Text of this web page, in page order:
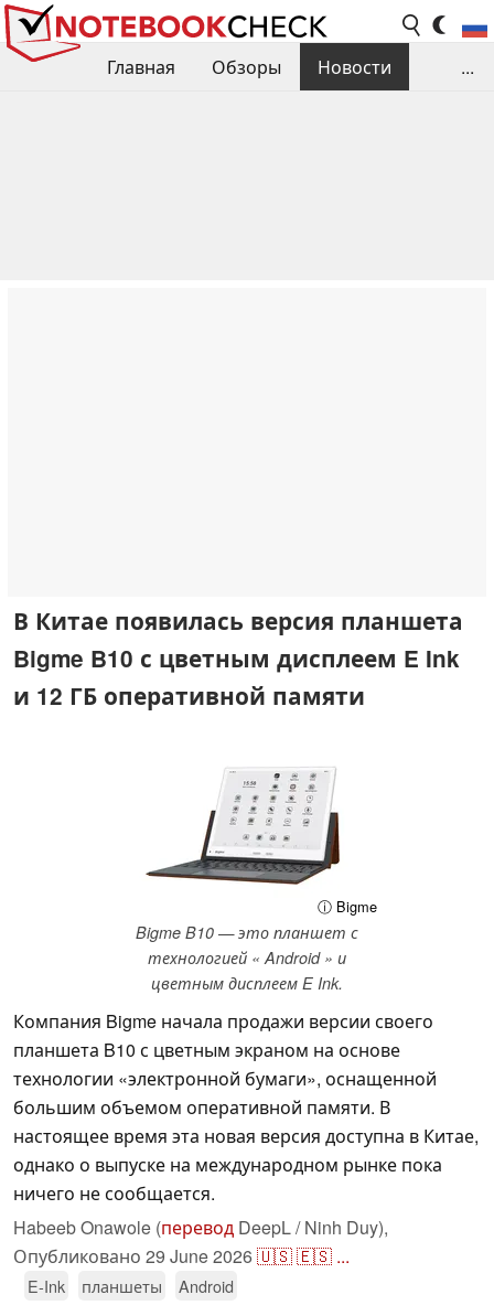
Главная Обзоры
Новости
...
В Китае появилась версия планшета
Bigme B10 с цветным дисплеем E Ink
и 12 ГБ оперативной памяти
ⓘ Bigme
Bigme B10 — это планшет с
технологией « Android » и
цветным дисплеем E Ink.
Компания Bigme начала продажи версии своего
планшета B10 с цветным экраном на основе
технологии «электронной бумаги», оснащенной
большим объемом оперативной памяти. В
настоящее время эта новая версия доступна в Китае,
однако о выпуске на международном рынке пока
ничего не сообщается.
Habeeb Onawole (перевод DeepL / Ninh Duy),
Опубликовано 29 June 2026🇺🇸🇪🇸 ...
E-Ink планшеты Android